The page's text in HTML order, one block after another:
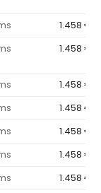
1.458 €
1.458 €
1.458 €
1.458 €
1.458 €
1.458 €
1.458 €